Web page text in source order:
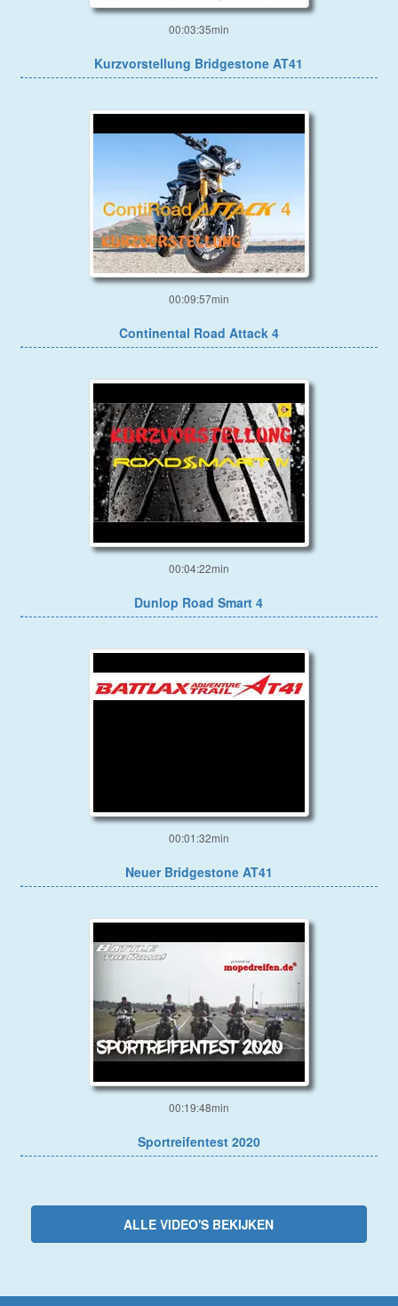
00:03:35min
Kurzvorstellung Bridgestone AT41
00:09:57min
Continental Road Attack 4
00:04:22min
Dunlop Road Smart 4
00:01:32min
Neuer Bridgestone AT41
00:19:48min
Sportreifentest 2020
ALLE VIDEO'S BEKIJKEN